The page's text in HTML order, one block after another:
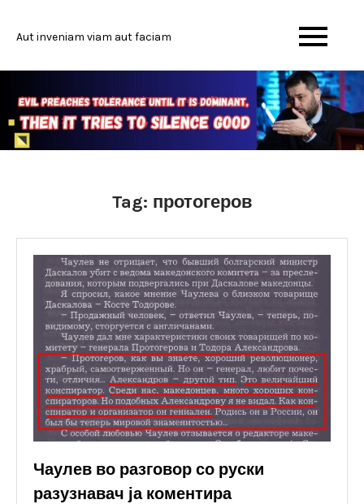
Aut inveniam viam aut faciam
Tag: протогеров
Чаулев во разговор со руски
разузнавач ја коментира